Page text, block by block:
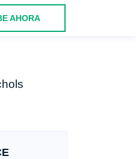
AHORA
equilibrada para la